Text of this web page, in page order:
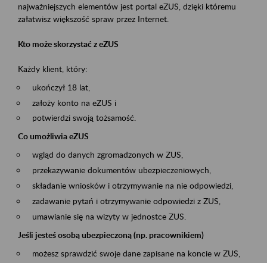
najważniejszych elementów jest portal eZUS, dzięki któremu
załatwisz większość spraw przez Internet.
Kto może skorzystać z eZUS
Każdy klient, który:
ukończył 18 lat,
założy konto na eZUS i
potwierdzi swoją tożsamość.
Co umożliwia eZUS
wgląd do danych zgromadzonych w ZUS,
przekazywanie dokumentów ubezpieczeniowych,
składanie wniosków i otrzymywanie na nie odpowiedzi,
zadawanie pytań i otrzymywanie odpowiedzi z ZUS,
umawianie się na wizyty w jednostce ZUS.
Jeśli jesteś osobą ubezpieczoną (np. pracownikiem)
możesz sprawdzić swoje dane zapisane na koncie w ZUS,